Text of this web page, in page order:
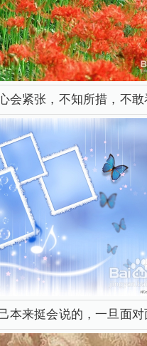
会紧张，不知所措，不敢
本来挺会说的，一旦面对